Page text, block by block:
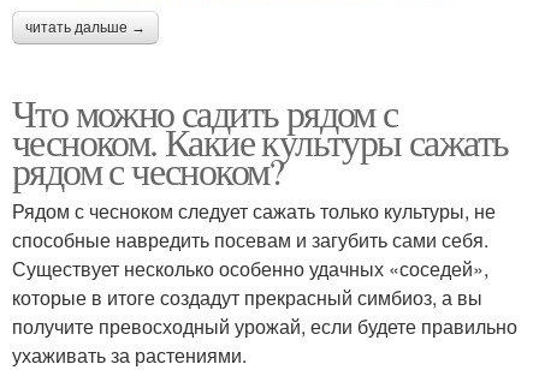
читать дальше →
Что можно садить рядом с
чесноком. Какие культуры сажать
рядом с чесноком?
Рядом с чесноком следует сажать только культуры, не
способные навредить посевам и загубить сами себя.
Существует несколько особенно удачных «соседей»,
которые в итоге создадут прекрасный симбиоз, а вы
получите превосходный урожай, если будете правильно
ухаживать за растениями.